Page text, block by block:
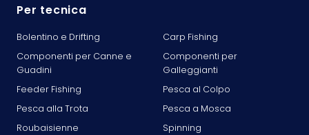
Per tecnica
Bolentino e Drifting
Carp Fishing
Componenti per Canne e
Guadini
Componenti per
Galleggianti
Feeder Fishing
Pesca al Colpo
Pesca alla Trota
Pesca a Mosca
Roubaisienne
Spinning